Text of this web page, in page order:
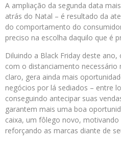
A ampliação da segunda data
atrás do Natal – é resultado da
do comportamento do
preciso na escolha daquilo que é
Diluindo a Black Friday deste
com o distanciamento necessário
claro, gera ainda mais
negócios por lá sediados – entre
conseguindo antecipar suas
garantem mais uma boa
caixa, um fôlego novo,
reforçando as marcas diante de